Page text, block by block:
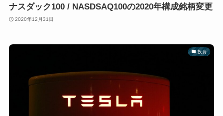
ナスダック100 / NASDSAQ100の2020年構成銘柄変更
2020年12月31日
投資